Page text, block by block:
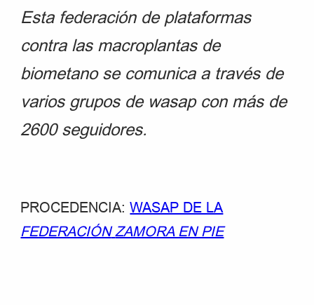
Esta federación de plataformas
contra las macroplantas de
biometano se comunica a través de
varios grupos de wasap con más de
2600 seguidores.
PROCEDENCIA:WASAP DE LA
FEDERACIÓN ZAMORA EN PIE